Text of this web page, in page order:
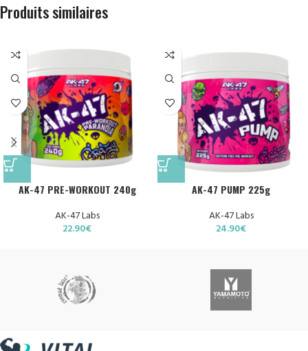
Produits similaires
AK-47 PRE-WORKOUT 240g
AK-47 Labs
22.90€
AK-47 PUMP 225g
AK-47 Labs
24.90€